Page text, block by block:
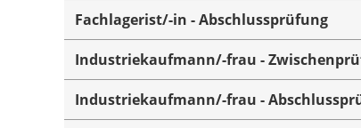
Fachlagerist/-in - Abschlussprüfung
Industriekaufmann/-frau -
Industriekaufmann/-frau -